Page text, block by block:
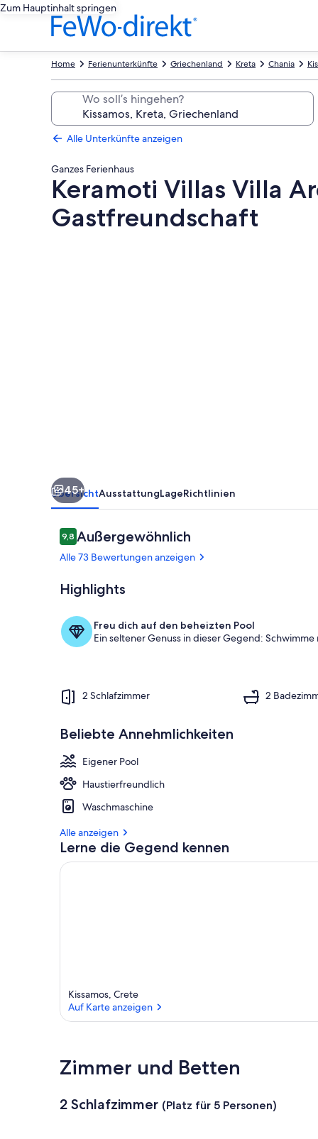
Zum Hauptinhalt springen
Chania
Kreta
Griechenland
Ferienunterkünfte
Home
Wo soll’s hingehen?
Alle Unterkünfte anzeigen
Ganzes Ferienhaus
Keramoti Villas Villa
Gastfreundschaft
und
Gastfreundschaft
45+
ÜbersichtAusstattungLageRichtlinien
Bewertungen
9,89,8 von 10.
Außergewöhnlich
Alle 73 Bewertungen anzeigen
Highlights
Freu dich auf den beheizten Pool
Ein seltener Genuss in dieser Gegend:
2 Schlafzimmer 2
Beliebte Annehmlichkeiten
Eigener Pool
Haustierfreundlich
Waschmaschine
Alle anzeigen
Lerne die Gegend kennen
Kissamos, Crete
Auf Karte anzeigen
Zimmer und Betten
2 Schlafzimmer (Platz für 5 Personen)